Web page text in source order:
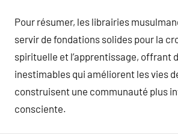
Pour résumer, les librairies
servir de fondations solides pour la
spirituelle et l’apprentissage, offrant
inestimables qui améliorent les vies
construisent une communauté plus
consciente.